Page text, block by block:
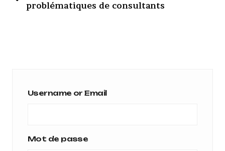
problématiques de consultants
Username or Email
Mot de passe